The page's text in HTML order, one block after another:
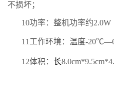
不损坏；
10功率：整机功率约2.0W
11 工作环境：温度-
12体积： 长8.0cm*9.5cm